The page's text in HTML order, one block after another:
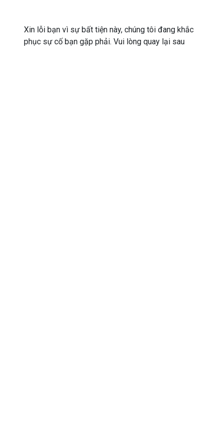
Xin lỗi bạn vì sự bất tiện này, chúng tôi đang khắc
phục sự cố bạn gặp phải. Vui lòng quay lại sau